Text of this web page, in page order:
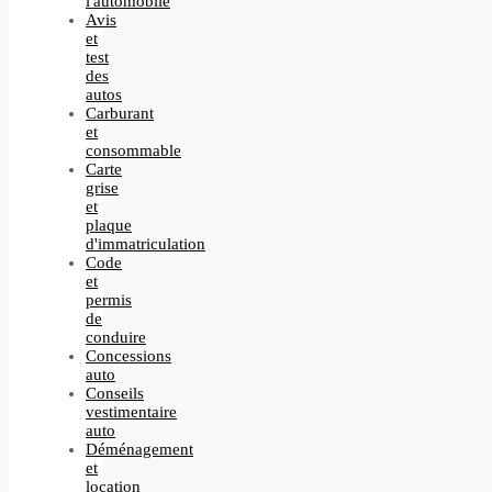
Avis
et
test
des
autos
Carburant
et
consommable
Carte
grise
et
plaque
d'immatriculation
Code
et
permis
de
conduire
Concessions
auto
Conseils
vestimentaire
auto
Déménagement
et
location